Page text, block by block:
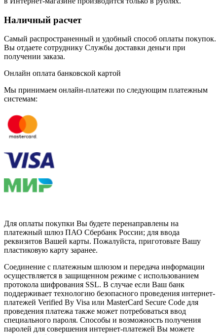
Наличный расчет
Самый распространенный и удобный способ оплаты покупок.
Вы отдаете сотруднику Службы доставки деньги при
получении заказа.
Онлайн оплата банковской картой
Мы принимаем онлайн-платежи по cледующим платежным
системам:
Для оплаты покупки Вы будете перенаправлены на
платежный шлюз ПАО Сбербанк России; для ввода
реквизитов Вашей карты. Пожалуйста, приготовьте Вашу
пластиковую карту заранее.
Соединение с платежным шлюзом и передача информации
осуществляется в защищенном режиме с использованием
протокола шифрования SSL. В случае если Ваш банк
поддерживает технологию безопасного проведения интернет-
платежей Verified By Visa или MasterCard Secure Code для
проведения платежа также может потребоваться ввод
специального пароля. Способы и возможность получения
паролей для совершения интернет-платежей Вы можете